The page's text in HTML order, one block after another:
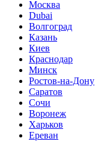
Москва
Dubai
Волгоград
Казань
Киев
Краснодар
Минск
Ростов-на-Дону
Саратов
Сочи
Воронеж
Харьков
Ереван